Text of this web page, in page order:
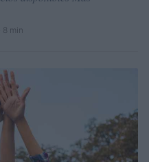
· 8 min